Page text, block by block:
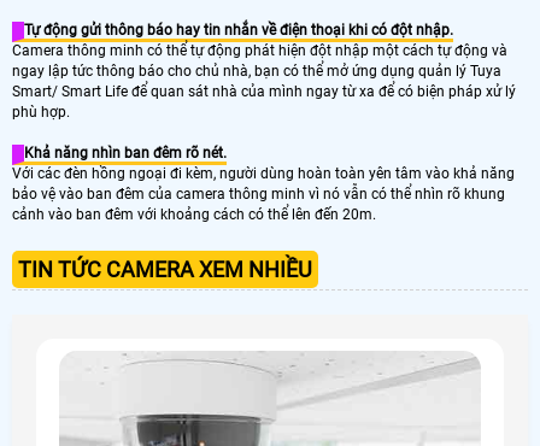
Tự động gửi thông báo hay tin nhắn về điện thoại khi có đột nhập.
Camera thông minh có thể tự động phát hiện đột nhập một cách tự động và
ngay lập tức thông báo cho chủ nhà, bạn có thể mở ứng dụng quản lý Tuya
Smart/ Smart Life để quan sát nhà của mình ngay từ xa để có biện pháp xử lý
phù hợp.
Khả năng nhìn ban đêm rõ nét.
Với các đèn hồng ngoại đi kèm, người dùng hoàn toàn yên tâm vào khả năng
bảo vệ vào ban đêm của camera thông minh vì nó vẫn có thể nhìn rõ khung
cảnh vào ban đêm với khoảng cách có thể lên đến 20m.
TIN TỨC CAMERA XEM NHIỀU